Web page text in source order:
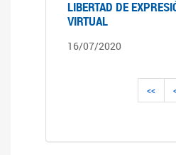
LIBERTAD DE
VIRTUAL
16/07/2020
<<